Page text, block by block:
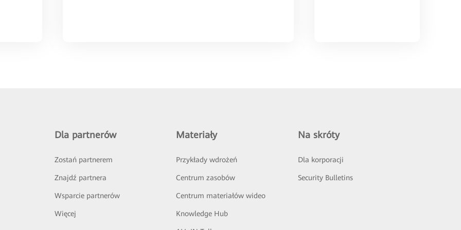
Dla partnerów
Zostań partnerem
Znajdź partnera
Wsparcie partnerów
Więcej
Materiały
Przykłady wdrożeń
Centrum zasobów
Centrum materiałów wideo
Knowledge Hub
Na skróty
Dla korporacji
Security Bulletins